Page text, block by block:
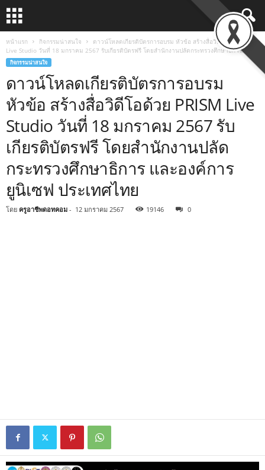
หน้าแรก กิจกรรมน่าสนใจ
ดาวน์โหลดเกียรติบัตรการอบรม หัวข้อ สร้างสื่อวิดีโอด้วย PRISM
Live Studio วันที่ 18 มกราคม 2567 รับเกียรติบัตรฟรี โดยสำนักงานปลัดกระทรวงศึกษาธิการ...
กิจกรรมน่าสนใจ
ดาวน์โหลดเกียรติบัตรการอบรม
หัวข้อ สร้างสื่อวิดีโอด้วย PRISM Live
Studio วันที่ 18 มกราคม 2567 รับ
เกียรติบัตรฟรี โดยสำนักงานปลัด
กระทรวงศึกษาธิการ และองค์การ
ยูนิเซฟ ประเทศไทย
โดย ครูอาชีพดอทคอม - 12 มกราคม 2567 19146 0